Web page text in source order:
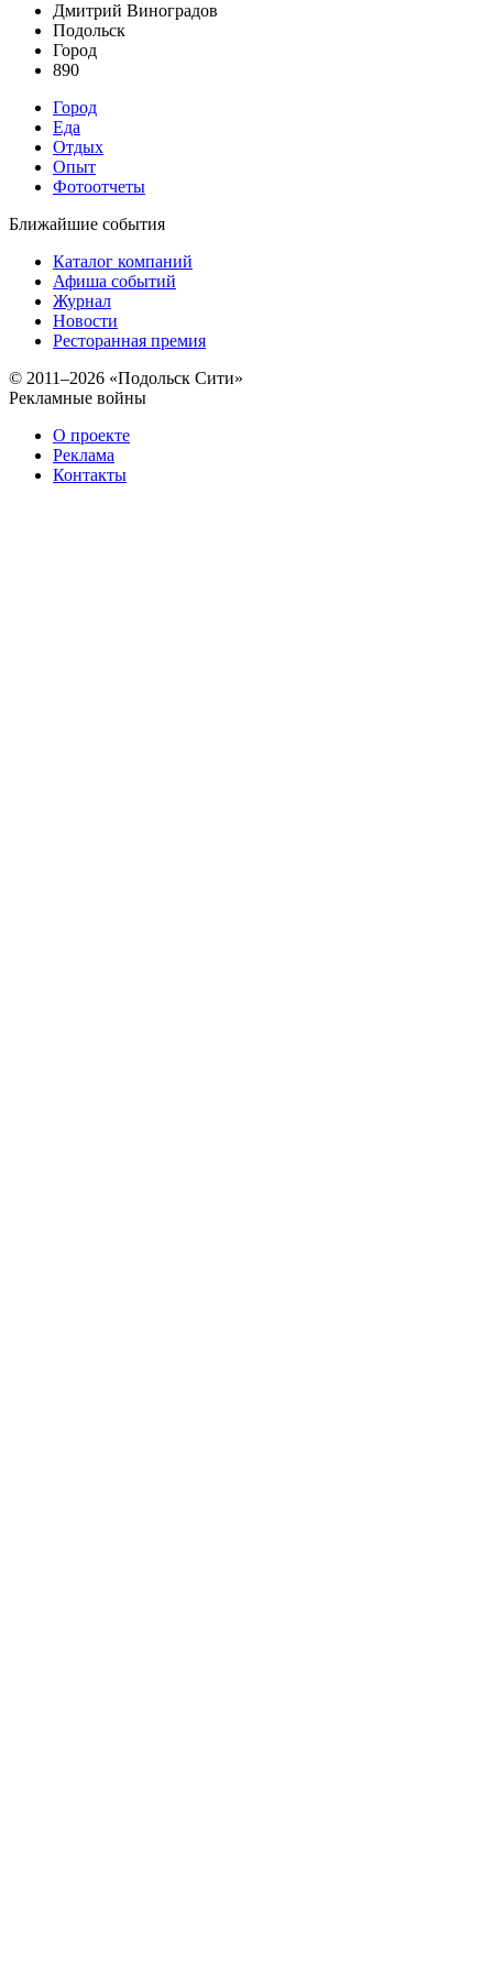
Дмитрий Виноградов
Подольск
Город
890
Город
Еда
Отдых
Опыт
Фотоотчеты
Ближайшие события
Каталог компаний
Афиша событий
Журнал
Новости
Ресторанная премия
© 2011–2026 «Подольск Сити»
Рекламные войны
О проекте
Реклама
Контакты